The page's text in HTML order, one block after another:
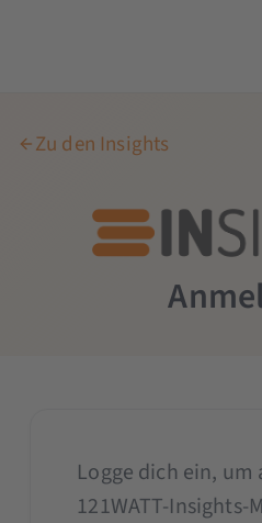
Zu den Insights
Logge dich ein, um
121WATT-